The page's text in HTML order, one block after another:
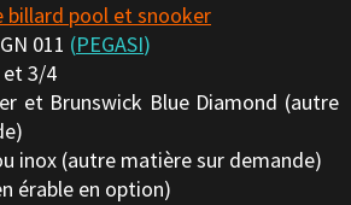
billard pool et snooker
011 (PEGASI)
et 3/4
et Brunswick Blue Diamond (autre
inox (autre matière sur demande)
érable en option)